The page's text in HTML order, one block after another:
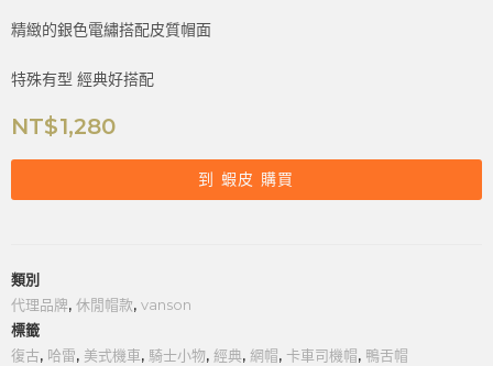
精緻的銀色電繡搭配皮質帽面
特殊有型 經典好搭配
NT$1,280
到 蝦皮 購買
類別
代理品牌, 休閒帽款, vanson
標籤
復古, 哈雷, 美式機車, 騎士小物, 經典, 網帽, 卡車司機帽, 鴨舌帽